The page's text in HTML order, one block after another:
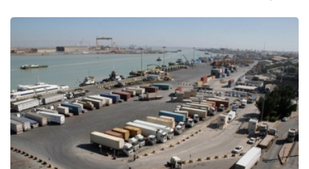
و به لحاظ سلیقه باید این موضوع را دنبال کنیم چرا که در
بسیاری از عرصه ها سلیقه مصرف کننده را مورد توجه قرار داده ایم
و باید استانداردها به استاندارهای جهانی نزدیک شود.
او بیان کرد: باید فرصت های تجاری با همسایگان بهبود دهیم و
به بازارهای خارجی ورود کنیم.
صادقی در پاسخ به این سوال که حجم ترانزیت بین ایران و کشور
امارات در حال حاضر به چه شکل است گفت: اقتصاد نفتی باعث